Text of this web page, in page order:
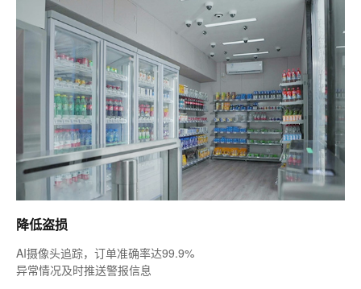
降低盗损
AI摄像头追踪，订单准确率达99.9%
异常情况及时推送警报信息